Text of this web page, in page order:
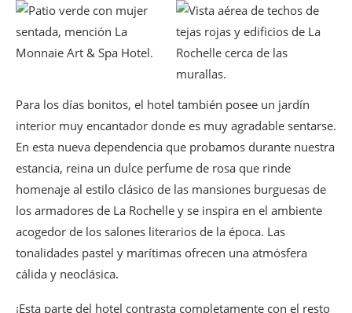
Para los días bonitos, el hotel también posee un jardín
interior muy encantador donde es muy agradable sentarse.
En esta nueva dependencia que probamos durante nuestra
estancia, reina un dulce perfume de rosa que rinde
homenaje al estilo clásico de las mansiones burguesas de
los armadores de La Rochelle y se inspira en el ambiente
acogedor de los salones literarios de la época. Las
tonalidades pastel y marítimas ofrecen una atmósfera
cálida y neoclásica.
¡Esta parte del hotel contrasta completamente con el resto